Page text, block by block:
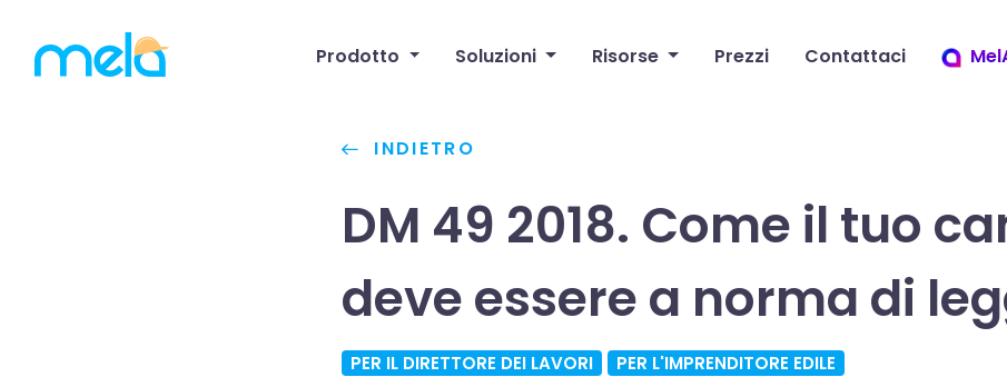
Prodotto Soluzioni Risorse Prezzi Contattaci
INDIETRO
DM 49 2018. Come il tuo
deve essere a norma di
PER IL DIRETTORE DEI LAVORI PER L'IMPRENDITORE EDILE